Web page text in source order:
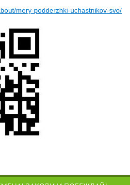
mery-podderzhki-uchastnikov-svo/